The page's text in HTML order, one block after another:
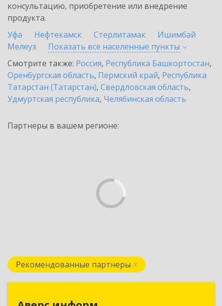
консультацию, приобретение или внедрение
продукта.
Уфа
Нефтекамск Стерлитамак
Ишимбай
Мелеуз
Показать все населенные пункты
Смотрите также: Россия, Республика Башкортостан,
Оренбургская область, Пермский край, Республика
Татарстан (Татарстан), Свердловская область,
Удмуртская республика, Челябинская область
Партнеры в вашем регионе:
Рекомендованные партнеры